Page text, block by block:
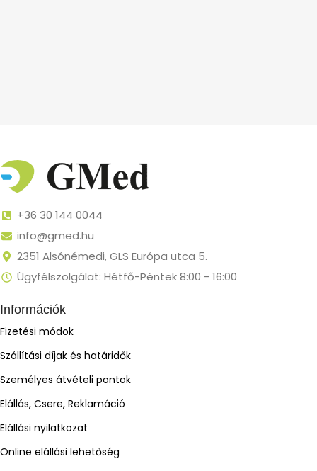
+36 30 144 0044
info@gmed.hu
2351 Alsónémedi, GLS Európa utca 5.
Ügyfélszolgálat: Hétfő-Péntek 8:00 - 16:00
Információk
Fizetési módok
Szállítási díjak és határidők
Személyes átvételi pontok
Elállás, Csere, Reklamáció
Elállási nyilatkozat
Online elállási lehetőség